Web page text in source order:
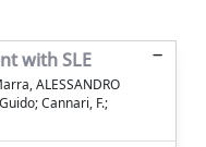
with SLE
ALESSANDRO
Cannari, F.;